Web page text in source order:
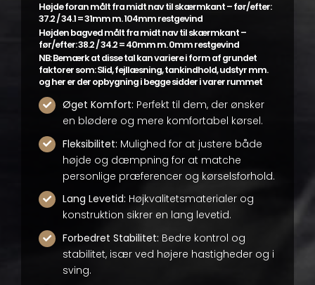
Højde foran målt fra midt nav til skærmkant – før/efter:
37.2 / 34.1 = 31mm m. 104mm restgevind
Højden bagved målt fra midt nav til skærmkant –
før/efter: 38.2 / 34.2 = 40mm m. 0mm restgevind
NB: Bemærk at disse tal kan variere i form af grundet
faktorer som: Slid, fejllæsning, tankindhold, udstyr mm.
og her er der opbygning i begge sidder i varer rummet
Øget Komfort: Perfekt til dem, der ønsker
en blødere og mere komfortabel kørsel.
Fleksibilitet: Mulighed for at justere både
højde og dæmpning for at matche
personlige præferencer og kørselsforhold.
Lang Levetid: Højkvalitetsmaterialer og
konstruktion sikrer en lang levetid.
Forbedret Stabilitet: Bedre kontrol og
stabilitet, især ved højere hastigheder og i
sving.